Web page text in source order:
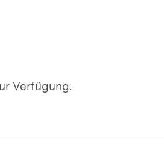
Verfügung.